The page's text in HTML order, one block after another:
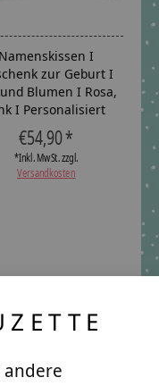
Namenskissen I
zur Geburt I
Blumen I Rosa,
I Personalisiert
€54,90 *
*Inkl. MwSt. zzgl.
Versandkosten
andere